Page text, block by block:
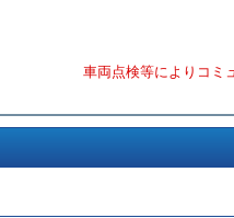
車両点検等によりコミ